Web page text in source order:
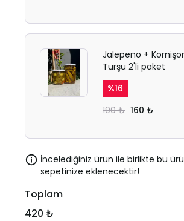
Jalepeno +
Turşu 2'li paket
%16
190 ₺ 160 ₺
İncelediğiniz ürün ile birlikte bu
sepetinize eklenecektir!
Toplam
420 ₺